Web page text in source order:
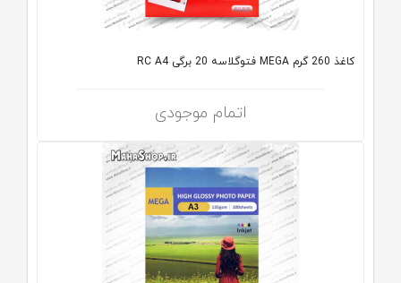
کاغذ 260 گرم MEGA فتوگلاسه 20 برگی RC A4
اتمام موجودی